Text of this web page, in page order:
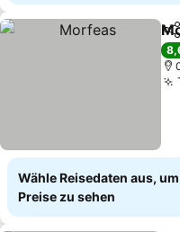
Wähle Reisedaten aus,
Preise zu sehen